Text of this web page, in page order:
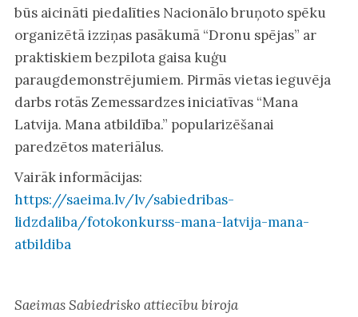
būs aicināti piedalīties Nacionālo bruņoto spēku
organizētā izziņas pasākumā “Dronu spējas” ar
praktiskiem bezpilota gaisa kuģu
paraugdemonstrējumiem. Pirmās vietas ieguvēja
darbs rotās Zemessardzes iniciatīvas “Mana
Latvija. Mana atbildība.” popularizēšanai
paredzētos materiālus.
Vairāk informācijas:
https://saeima.lv/lv/sabiedribas-
lidzdaliba/fotokonkurss-mana-latvija-mana-
atbildiba
Saeimas Sabiedrisko attiecību biroja